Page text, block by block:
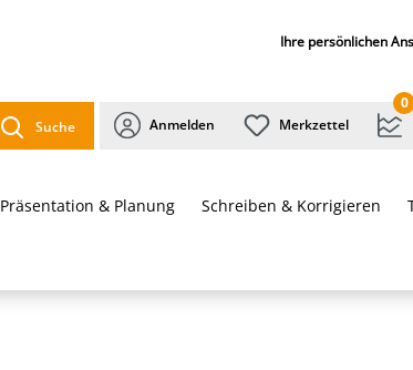
Ihre persönlichen
Suche Anmelden Merkzettel
0
Präsentation & Planung Schreiben & Korrigieren